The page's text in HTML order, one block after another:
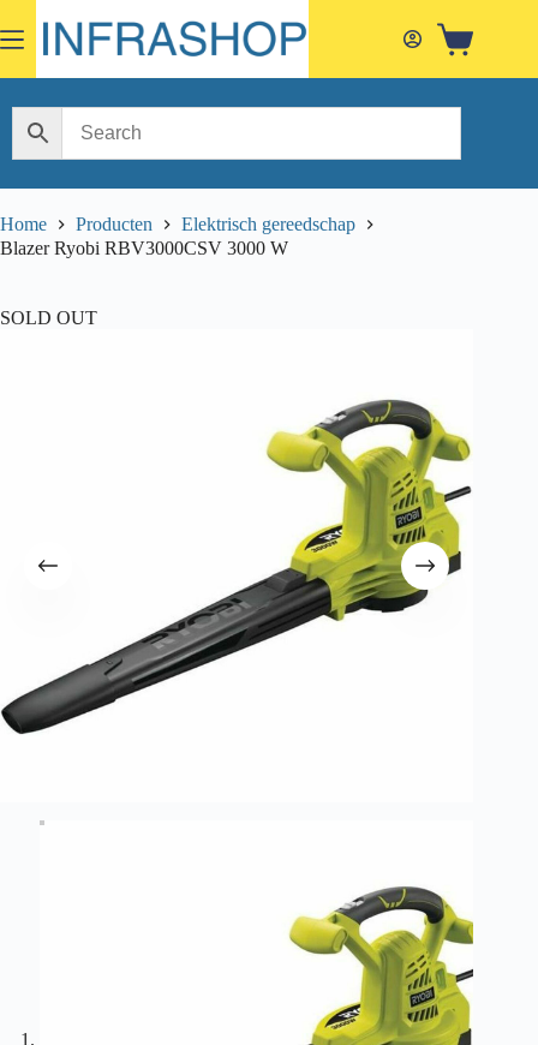
to
content
Shopping
Home Producten
Elektrisch gereedschap
Blazer Ryobi RBV3000CSV 3000 W
SOLD OUT